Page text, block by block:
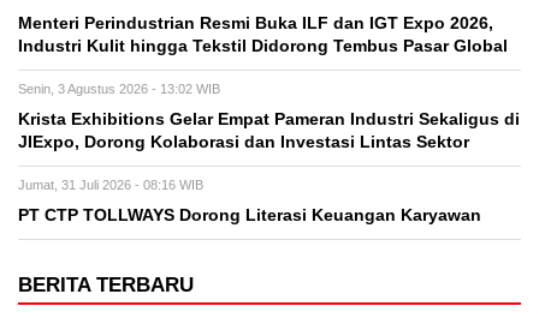
Menteri Perindustrian Resmi Buka ILF dan IGT Expo 2026,
Industri Kulit hingga Tekstil Didorong Tembus Pasar Global
Senin, 3 Agustus 2026 - 13:02 WIB
Krista Exhibitions Gelar Empat Pameran Industri Sekaligus di
JIExpo, Dorong Kolaborasi dan Investasi Lintas Sektor
Jumat, 31 Juli 2026 - 08:16 WIB
PT CTP TOLLWAYS Dorong Literasi Keuangan Karyawan
BERITA TERBARU